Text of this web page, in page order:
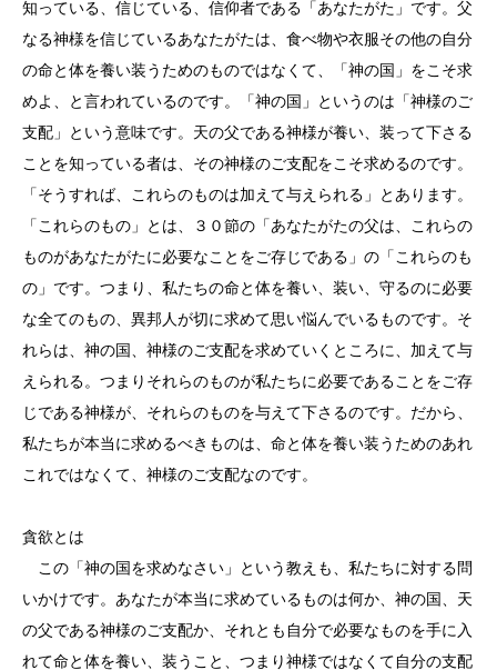
知っている、信じている、信仰者である「あなたがた」です。父
なる神様を信じているあなたがたは、食べ物や衣服その他の自分
の命と体を養い装うためのものではなくて、「神の国」をこそ求
めよ、と言われているのです。「神の国」というのは「神様のご
支配」という意味です。天の父である神様が養い、装って下さる
ことを知っている者は、その神様のご支配をこそ求めるのです。
「そうすれば、これらのものは加えて与えられる」とあります。
「これらのもの」とは、３０節の「あなたがたの父は、これらの
ものがあなたがたに必要なことをご存じである」の「これらのも
の」です。つまり、私たちの命と体を養い、装い、守るのに必要
な全てのもの、異邦人が切に求めて思い悩んでいるものです。そ
れらは、神の国、神様のご支配を求めていくところに、加えて与
えられる。つまりそれらのものが私たちに必要であることをご存
じである神様が、それらのものを与えて下さるのです。だから、
私たちが本当に求めるべきものは、命と体を養い装うためのあれ
これではなくて、神様のご支配なのです。
貪欲とは
この「神の国を求めなさい」という教えも、私たちに対する問
いかけです。あなたが本当に求めているものは何か、神の国、天
の父である神様のご支配か、それとも自分で必要なものを手に入
れて命と体を養い、装うこと、つまり神様ではなくて自分の支配